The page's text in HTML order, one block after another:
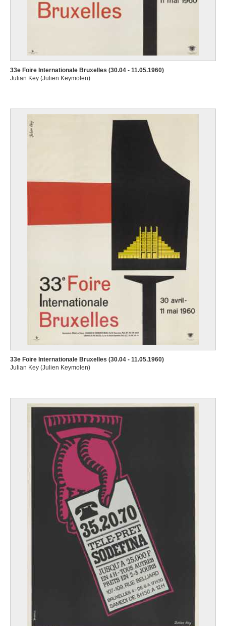
33e Foire Internationale Bruxelles (30.04 - 11.05.1960)
Julian Key (Julien Keymolen)
33e Foire Internationale Bruxelles (30.04 - 11.05.1960)
Julian Key (Julien Keymolen)